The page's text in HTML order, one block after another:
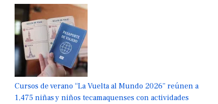
Cursos de verano “La Vuelta al Mundo 2026” reúnen a
1,475 niñas y niños tecamaquenses con actividades